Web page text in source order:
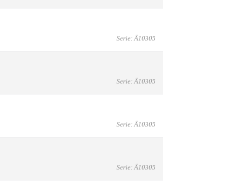
Serie: Ä10305
Serie: Ä10305
Serie: Ä10305
Serie: Ä10305